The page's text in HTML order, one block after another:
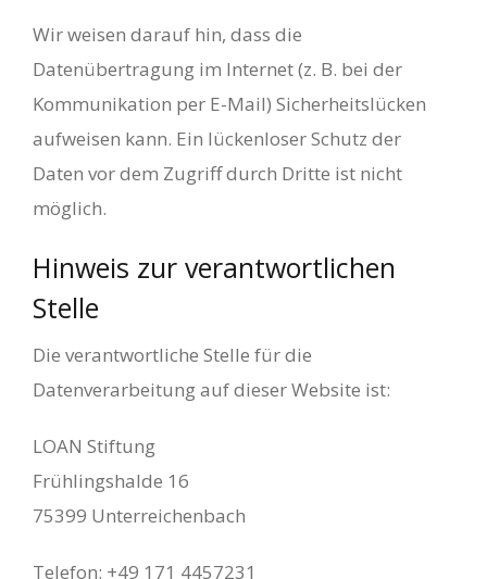
Wir weisen darauf hin, dass die
Datenübertragung im Internet (z. B. bei der
Kommunikation per E-Mail) Sicherheitslücken
aufweisen kann. Ein lückenloser Schutz der
Daten vor dem Zugriff durch Dritte ist nicht
möglich.
Hinweis zur verantwortlichen
Stelle
Die verantwortliche Stelle für die
Datenverarbeitung auf dieser Website ist:
LOAN Stiftung
Frühlingshalde 16
75399 Unterreichenbach
Telefon: +49 171 4457231